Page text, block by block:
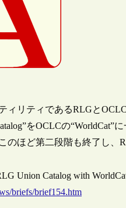
ィリティであるRLGと
をOCLCの
のほど第二段階も終了し、
Union Catalog with
briefs/brief154.htm